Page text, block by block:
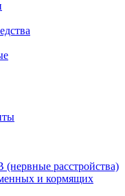
расстройства)
и кормящих